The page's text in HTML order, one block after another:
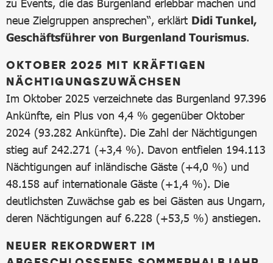
zu Events, die das Burgenland erlebbar machen und
neue Zielgruppen ansprechen“, erklärt Didi Tunkel,
Geschäftsführer von Burgenland Tourismus.
OKTOBER 2025 MIT KRÄFTIGEN
NÄCHTIGUNGSZUWÄCHSEN
Im Oktober 2025 verzeichnete das Burgenland 97.396
Ankünfte, ein Plus von 4,4 % gegenüber Oktober
2024 (93.282 Ankünfte). Die Zahl der Nächtigungen
stieg auf 242.271 (+3,4 %). Davon entfielen 194.113
Nächtigungen auf inländische Gäste (+4,0 %) und
48.158 auf internationale Gäste (+1,4 %). Die
deutlichsten Zuwächse gab es bei Gästen aus Ungarn,
deren Nächtigungen auf 6.228 (+53,5 %) anstiegen.
NEUER REKORDWERT IM